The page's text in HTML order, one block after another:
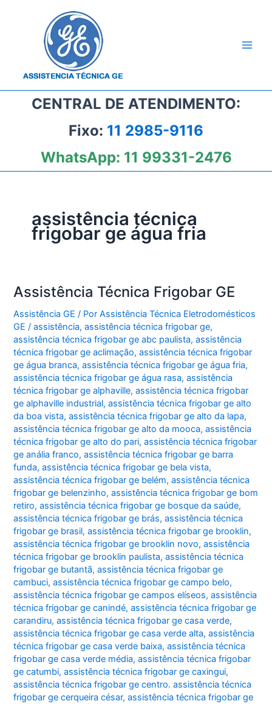
CENTRAL DE ATENDIMENTO:
Fixo: 11 2985-9116
WhatsApp: 11 99331-2476
assistência técnica
frigobar ge água fria
Assistência Técnica Frigobar GE
Assistência GE / PorAssistência Técnica Eletrodomésticos
GE/assistência,assistência técnica frigobar ge,
assistência técnica frigobar ge abc paulista,assistência
técnica frigobar ge aclimação,assistência técnica frigobar
ge água branca,assistência técnica frigobar ge água fria,
assistência técnica frigobar ge água rasa,assistência
técnica frigobar ge alphaville,assistência técnica frigobar
ge alphaville industrial,assistência técnica frigobar ge alto
da boa vista,assistência técnica frigobar ge alto da lapa,
assistência técnica frigobar ge alto da mooca,assistência
técnica frigobar ge alto do pari,assistência técnica frigobar
ge anália franco,assistência técnica frigobar ge barra
funda,assistência técnica frigobar ge bela vista,
assistência técnica frigobar ge belém,assistência técnica
frigobar ge belenzinho,assistência técnica frigobar ge bom
retiro,assistência técnica frigobar ge bosque da saúde,
assistência técnica frigobar ge brás,assistência técnica
frigobar ge brasil,assistência técnica frigobar ge brooklin,
assistência técnica frigobar ge brooklin novo,assistência
técnica frigobar ge brooklin paulista,assistência técnica
frigobar ge butantã,assistência técnica frigobar ge
cambuci,assistência técnica frigobar ge campo belo,
assistência técnica frigobar ge campos elíseos,assistência
técnica frigobar ge canindé,assistência técnica frigobar ge
carandiru,assistência técnica frigobar ge casa verde,
assistência técnica frigobar ge casa verde alta,assistência
técnica frigobar ge casa verde baixa,assistência técnica
frigobar ge casa verde média,assistência técnica frigobar
ge catumbi,assistência técnica frigobar ge caxingui,
assistência técnica frigobar ge centro. assistência técnica
frigobar ge cerqueira césar,assistência técnica frigobar ge